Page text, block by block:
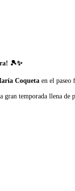
🎾✨
Coqueta en el paseo
temporada llena de